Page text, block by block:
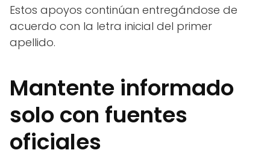
Estos apoyos continúan entregándose de
acuerdo con la letra inicial del primer
apellido.
Mantente informado
solo con fuentes
oficiales